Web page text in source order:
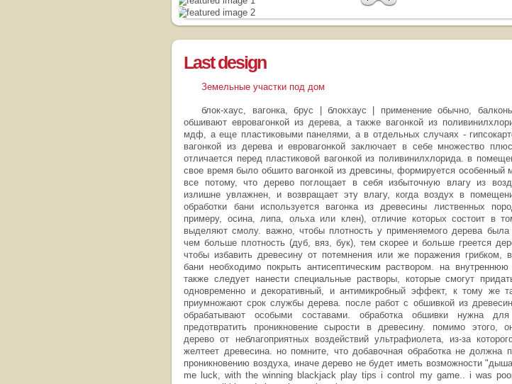
Last design
Земельные участки под дом
блок-хаус, вагонка, брус | блокхаус | применение обычно,
обшивают евровагонкой из дерева, а также вагонкой из
мдф, а еще пластиковыми панелями, а в отдельных случаях -
вагонкой из дерева и евровагонкой заключает в себе множество
отличается перед пластиковой вагонкой из поливинилхлорида. в
свое время было обшито вагонкой из древсины, формируется особенный
все потому, что дерево поглощает в себя избыточную влагу из
излишне увлажнен, и возвращает эту влагу, когда воздух в
обработки бани используется вагонка из древесины лиственных
примеру, осина, липа, ольха или клен), отличие которых состоит в
выделяют смолу. важно, чтобы плотность у применяемого дерева была
чем больше плотность (дуб, вяз, бук), тем скорее и больше греется
чтобы избавить древесину от потемнения или же поражения грибком,
бани необходимо покрыть антисептическим раствором. на
также следует нанести специальные растворы, которые смогут
одновременно и декоративный, и антимикробный эффект, к тому же
приумножают срок службы дерева. после работ с обшивкой из
обрабатывают особыми составами. обработка обшивки нужна
предотвратить проникновение сырости в древесину. помимо этого,
дерево от неблагоприятных воздействий ультрафиолета, из-за
желтеет древесина. но помните, что добавочная обработка не должна
проникновению воздуха, иначе дерево не будет иметь возможности
me luck, with the winning blackjack play tips i control my game.. i was